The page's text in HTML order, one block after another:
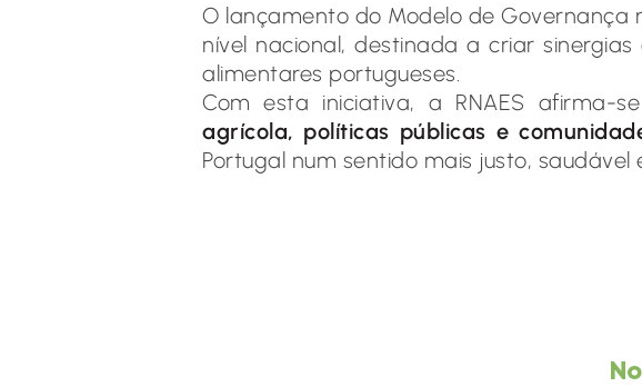
O lançamento do Modelo de Governança
nível nacional, destinada a criar
alimentares portugueses.
Com esta iniciativa, a RNAES
agrícola, políticas públicas e
Portugal num sentido mais justo, saudável